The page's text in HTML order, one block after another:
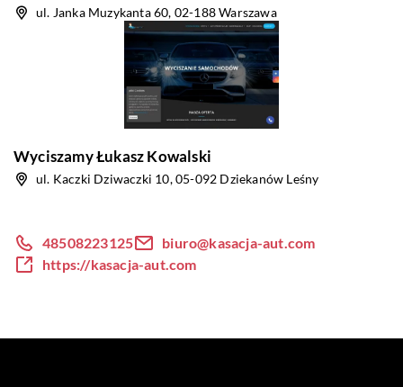
ul. Janka Muzykanta 60, 02-188 Warszawa
Wyciszamy Łukasz Kowalski
ul. Kaczki Dziwaczki 10, 05-092 Dziekanów Leśny
48508223125
biuro@kasacja-aut.com
https://kasacja-aut.com